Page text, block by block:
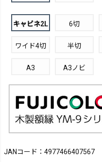
キャビネ2L 6切
ワイド4切 半切
A3 A3ノビ
JANコード：4977466407567